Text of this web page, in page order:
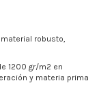
robusto,
1200 gr/m2 en
y materia prima